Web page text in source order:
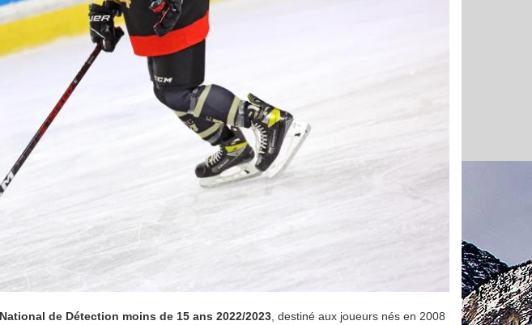
de Détection moins de 15 ans 2022/2023, destiné aux joueurs nés en 2008